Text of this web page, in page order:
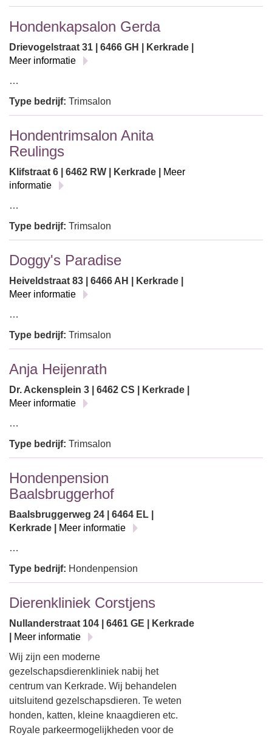
Hondenkapsalon Gerda
Drievogelstraat 31 | 6466 GH | Kerkrade |
Meer informatie
…
Type bedrijf: Trimsalon
Hondentrimsalon Anita
Reulings
Klifstraat 6 | 6462 RW | Kerkrade |
Meer
informatie
…
Type bedrijf: Trimsalon
Doggy's Paradise
Heiveldstraat 83 | 6466 AH | Kerkrade |
Meer informatie
…
Type bedrijf: Trimsalon
Anja Heijenrath
Dr. Ackensplein 3 | 6462 CS | Kerkrade |
Meer informatie
…
Type bedrijf: Trimsalon
Hondenpension
Baalsbruggerhof
Baalsbruggerweg 24 | 6464 EL |
Kerkrade |
Meer informatie
…
Type bedrijf: Hondenpension
Dierenkliniek Corstjens
Nullanderstraat 104 | 6461 GE | Kerkrade
Meer informatie
Wij zijn een moderne
gezelschapsdierenkliniek nabij het
centrum van Kerkrade. Wij behandelen
uitsluitend gezelschapsdieren. Te weten
honden, katten, kleine knaagdieren etc.
Royale parkeermogelijkheden voor de